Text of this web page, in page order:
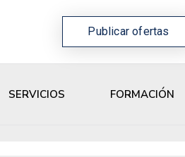
Publicar ofertas
SERVICIOS FORMACIÓN